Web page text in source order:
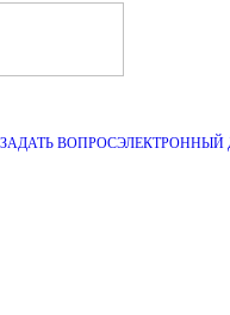
ЗАДАТЬ ВОПРОСЭЛЕКТРОННЫЙ